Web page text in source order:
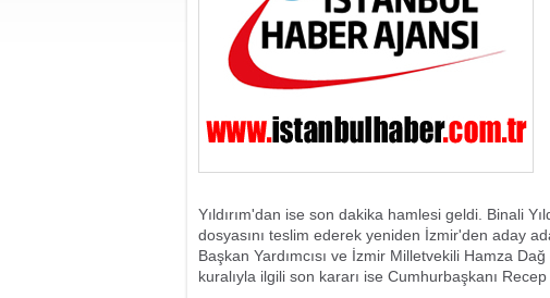
Yıldırım'dan ise son dakika hamlesi geldi. Binali
dosyasını teslim ederek yeniden İzmir'den aday
Başkan Yardımcısı ve İzmir Milletvekili Hamza
kuralıyla ilgili son kararı ise Cumhurbaşkanı